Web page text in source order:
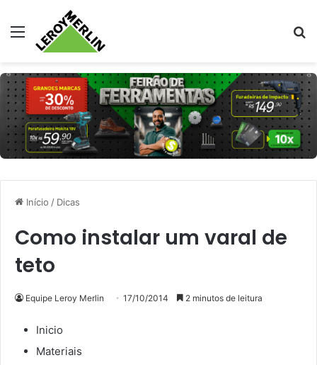
Menu
Início / Dicas
Como instalar um varal de
teto
Equipe Leroy Merlin 17/10/2014 2 minutos de leitura
Inicio
Materiais